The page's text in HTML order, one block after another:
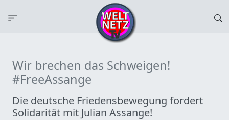
Wir brechen das Schweigen!
#FreeAssange
Die deutsche Friedensbewegung fordert
Solidarität mit Julian Assange!